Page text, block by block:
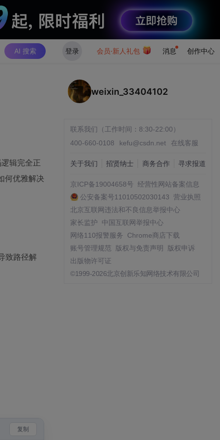
AI 搜索 登录 会员·新人礼包 消息 创作中心
辑完全正
何优雅解决
致路径解
复制
weixin_33404102
联系我们（工作时间：8:30-22:00）
400-660-0108
kefu@csdn.net 在线客服
关于我们 招贤纳士 商务合作 寻求报道
京ICP备19004658号 经营性网站备案信息
公安备案号11010502030143 营业执照
北京互联网违法和不良信息举报中心
家长监护
中国互联网举报中心
网络110报警服务
Chrome商店下载
账号管理规范
版权与免责声明
版权申诉
出版物许可证
©1999-2026北京创新乐知网络技术有限公司